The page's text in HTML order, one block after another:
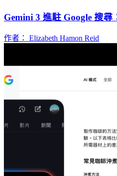
Gemini 3 進駐 Google 搜
作者： Elizabeth Hamon Reid